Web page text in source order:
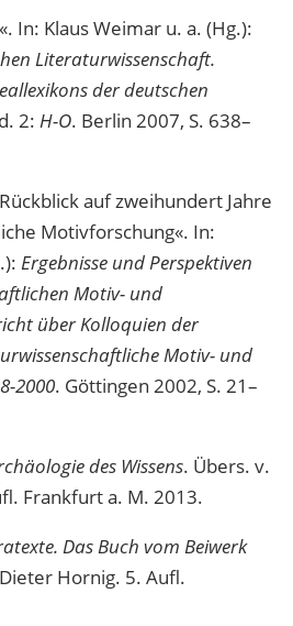
In: Klaus Weimar u. a. (Hg.):
Literaturwissenschaft.
der deutschen
2: H-O. Berlin 2007, S. 638–
auf zweihundert Jahre
Motivforschung«. In:
Ergebnisse und Perspektiven
Motiv- und
über Kolloquien der
Motiv- und
2000. Göttingen 2002, S. 21–
des Wissens. Übers. v.
Frankfurt a. M. 2013.
Das Buch vom Beiwerk
Hornig. 5. Aufl.